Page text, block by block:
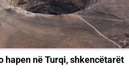
hapen në Turqi, shkencëtarët